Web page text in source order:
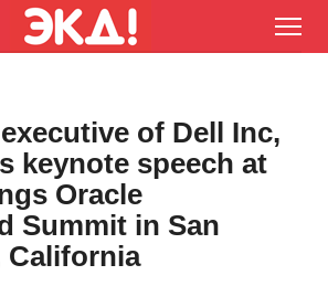
of Dell Inc,
keynote speech at
Oracle
Summit in San
California